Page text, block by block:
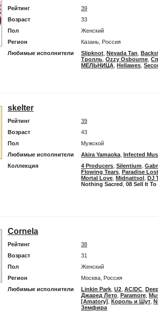
Рейтинг
39
Возраст
33
Пол
Женский
Регион
Казань, Россия
Любимые исполнители
Slipknot Nevada Tan
Тролль Ozzy Osbourne
МЕЛЬНИЦА Hellawes
skelter
Рейтинг
39
Возраст
43
Пол
Мужской
Любимые исполнители
Akira Yamaoka Infected
Коллекция
4 Producers Silentium
Flowing Tears Paradise Lost
Mortal Love Midnattsol DJ
Nothing Sacred 08 Sell It
Cornela
Рейтинг
38
Возраст
31
Пол
Женский
Регион
Москва, Россия
Любимые исполнители
Linkin Park U2 AC/DC
Джаред Лето Paramore
[Amatory] Король и Шут
Земфира